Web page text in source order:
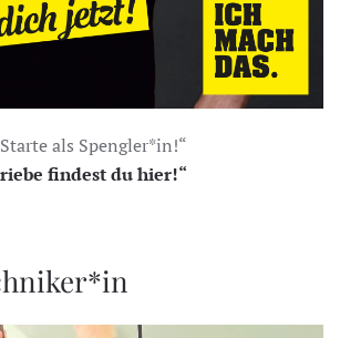
als Spengler*in!“
findest du hier!“